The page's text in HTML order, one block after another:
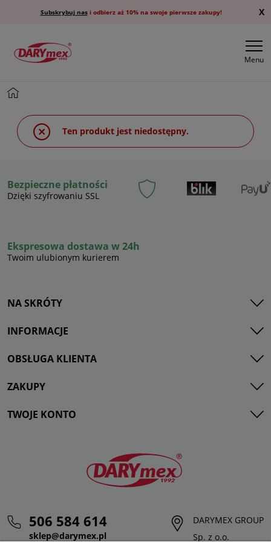
Subskrybuj nasi odbierz aż 10% na swoje pierwsze zakupy! X
Menu
Ten produkt jest niedostępny.
Bezpieczne płatności
Dzięki szyfrowaniu SSL
Ekspresowa dostawa w 24h
Twoim ulubionym kurierem
NA SKRÓTY
INFORMACJE
OBSŁUGA KLIENTA
ZAKUPY
TWOJE KONTO
506 584 614
sklep@darymex.pl
DARYMEX GROUP
Sp. z o.o.